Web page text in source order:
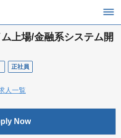
上場/金融系システム開
正社員
人一覧
Now